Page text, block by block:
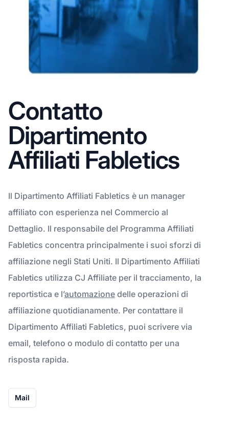
Contatto
Dipartimento
Affiliati Fabletics
Il Dipartimento Affiliati Fabletics è un manager
affiliato con esperienza nel Commercio al
Dettaglio. Il responsabile del Programma Affiliati
Fabletics concentra principalmente i suoi sforzi di
affiliazione negli Stati Uniti. Il Dipartimento Affiliati
Fabletics utilizza CJ Affiliate per il tracciamento, la
reportistica e l’automazione delle operazioni di
affiliazione quotidianamente. Per contattare il
Dipartimento Affiliati Fabletics, puoi scrivere via
email, telefono o modulo di contatto per una
risposta rapida.
Mail